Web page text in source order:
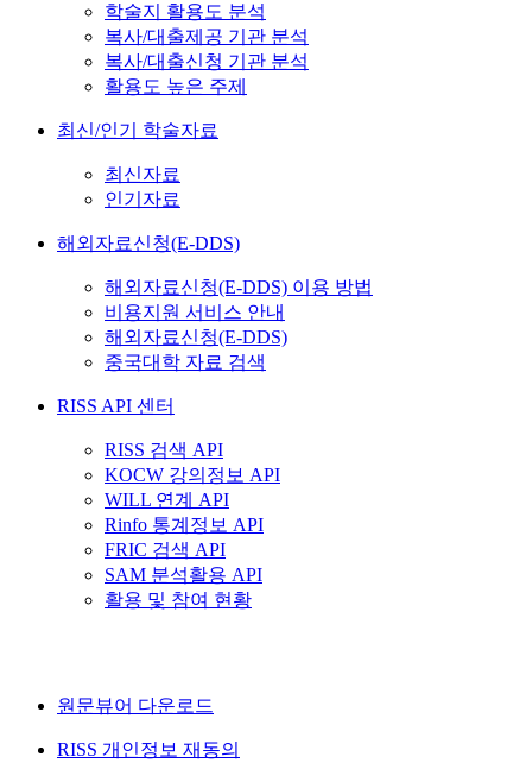
학술지 활용도 분석
복사/대출제공 기관 분석
복사/대출신청 기관 분석
활용도 높은 주제
최신/인기 학술자료
최신자료
인기자료
해외자료신청(E-DDS)
해외자료신청(E-DDS) 이용 방법
비용지원 서비스 안내
해외자료신청(E-DDS)
중국대학 자료 검색
RISS API 센터
RISS 검색 API
KOCW 강의정보 API
WILL 연계 API
Rinfo 통계정보 API
FRIC 검색 API
SAM 분석활용 API
활용 및 참여 현황
원문뷰어 다운로드
RISS 개인정보 재동의